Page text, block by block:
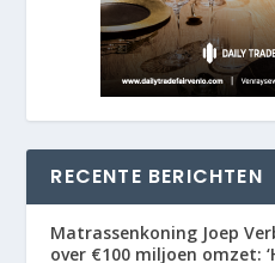
RECENTE BERICHTEN
Matrassenkoning Joep
over €100 miljoen omzet: